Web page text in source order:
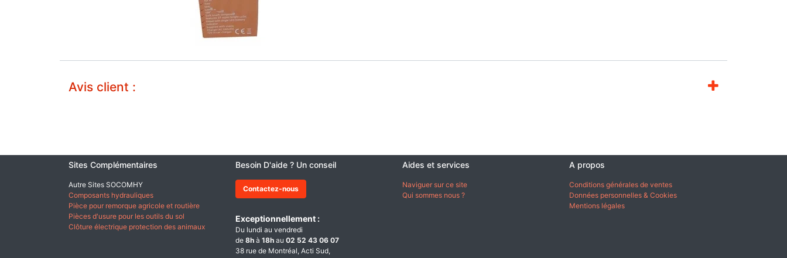
Avis client :
Sites Complémentaires
Autre Sites SOCOMHY
Composants hydrauliques
Pièce pour remorque agricole et routière
Pièces d'usure pour les outils du sol
Clôture électrique protection des animaux
Besoin D'aide ? Un conseil
Contactez-nous
Exceptionnellement :
Du lundi au vendredi
de 8h à 18h au 02 52 43 06 07
38 rue de Montréal, Acti Sud,
Aides et services
Naviguer sur ce site
Qui sommes nous ?
A propos
Conditions générales de ventes
Données personnelles & Cookies
Mentions légales